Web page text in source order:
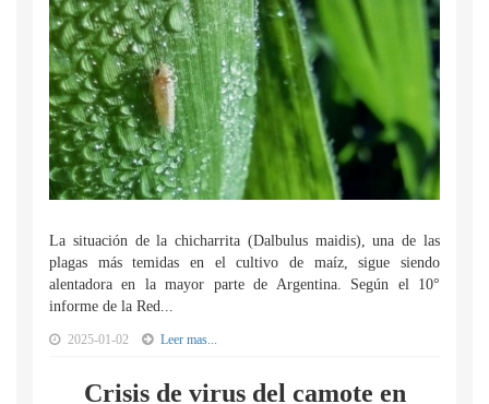
La situación de la chicharrita (Dalbulus maidis), una de las
plagas más temidas en el cultivo de maíz, sigue siendo
alentadora en la mayor parte de Argentina. Según el 10°
informe de la Red...
2025-01-02 Leer mas...
Crisis de virus del camote en